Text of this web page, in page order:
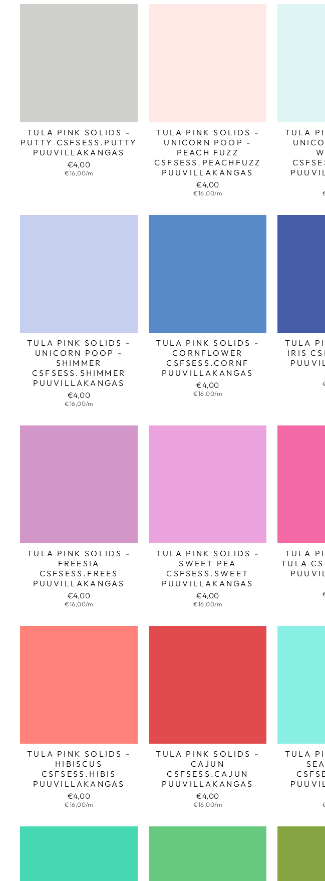
TULA PINK SOLIDS -
PUTTY CSFSESS.PUTTY
PUUVILLAKANGAS
€4,00
€16,00/m
TULA PINK SOLIDS -
UNICORN POOP -
PEACH FUZZ
CSFSESS.PEACHFUZZ
PUUVILLAKANGAS
€4,00
€16,00/m
TULA
TULA PINK SOLIDS -
UNICORN POOP -
SHIMMER
CSFSESS.SHIMMER
PUUVILLAKANGAS
€4,00
€16,00/m
TULA PINK SOLIDS -
CORNFLOWER
CSFSESS.CORNF
PUUVILLAKANGAS
€4,00
€16,00/m
TULA
IRIS
TULA PINK SOLIDS -
FREESIA
CSFSESS.FREES
PUUVILLAKANGAS
€4,00
€16,00/m
TULA PINK SOLIDS -
SWEET PEA
CSFSESS.SWEET
PUUVILLAKANGAS
€4,00
€16,00/m
TULA
TULA
TULA PINK SOLIDS -
HIBISCUS
CSFSESS.HIBIS
PUUVILLAKANGAS
€4,00
€16,00/m
TULA PINK SOLIDS -
CAJUN
CSFSESS.CAJUN
PUUVILLAKANGAS
€4,00
€16,00/m
TULA